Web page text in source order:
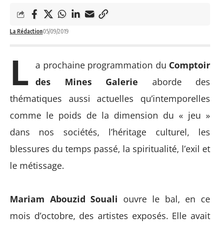
La Rédaction05/09/2019
L a prochaine programmation du Comptoir
des Mines Galerie aborde des
thématiques aussi actuelles qu’intemporelles
comme le poids de la dimension du « jeu »
dans nos sociétés, l’héritage culturel, les
blessures du temps passé, la spiritualité, l’exil et
le métissage.
Mariam Abouzid Souali ouvre le bal, en ce
mois d’octobre, des artistes exposés. Elle avait